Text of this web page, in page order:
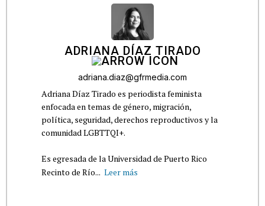
ADRIANA DÍAZ TIRADO
adriana.diaz@gfrmedia.com
Adriana Díaz Tirado es periodista feminista
enfocada en temas de género, migración,
política, seguridad, derechos reproductivos y la
comunidad LGBTTQI+.
Es egresada de la Universidad de Puerto Rico
Recinto de Río... Leer más